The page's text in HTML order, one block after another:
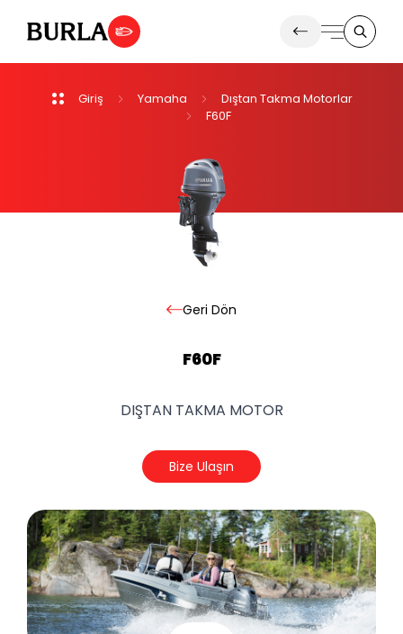
Ürünlerimiz
Giriş Yamaha Dıştan Takma Motorlar
F60F
Geri Dön
F60F
DIŞTAN TAKMA MOTOR
Bize Ulaşın